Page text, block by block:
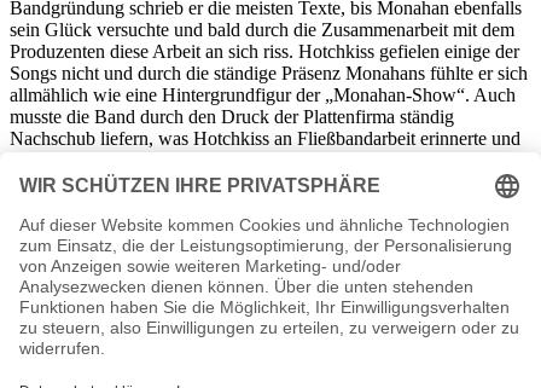
Bandgründung schrieb er die meisten Texte, bis Monahan ebenfalls
sein Glück versuchte und bald durch die Zusammenarbeit mit dem
Produzenten diese Arbeit an sich riss. Hotchkiss gefielen einige der
Songs nicht und durch die ständige Präsenz Monahans fühlte er sich
allmählich wie eine Hintergrundfigur der „Monahan-Show“. Auch
musste die Band durch den Druck der Plattenfirma ständig
Nachschub liefern, was Hotchkiss an Fließbandarbeit erinnerte und
gehen. Er verließ „Train“, um eine Solokarriere zu starten. Sein
Die Band „Train“ machte weiter auf sich aufmerksam. 2012
erschien das neue Album „California 37“, wobei die Hits „50 Ways
to Say Goodbye“ und „Drive By“ regelrechte Ohrwürmer wurden.
Im Musikvideo des ersten Songs tritt u. a. auch David Hasselhoff
auf.